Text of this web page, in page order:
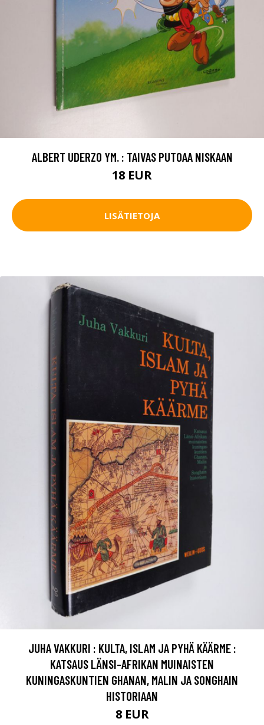
ALBERT UDERZO YM. : TAIVAS PUTOAA NISKAAN
18 EUR
LISÄTIETOJA
JUHA VAKKURI : KULTA, ISLAM JA PYHÄ KÄÄRME :
KATSAUS LÄNSI-AFRIKAN MUINAISTEN
KUNINGASKUNTIEN GHANAN, MALIN JA SONGHAIN
HISTORIAAN
8 EUR